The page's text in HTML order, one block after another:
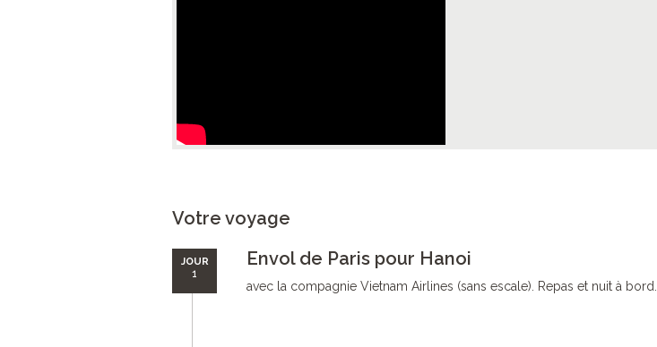
Votre voyage
JOUR
1
Envol de Paris pour Hanoi
avec la compagnie Vietnam Airlines (sans escale). Repas et nuit à bord.